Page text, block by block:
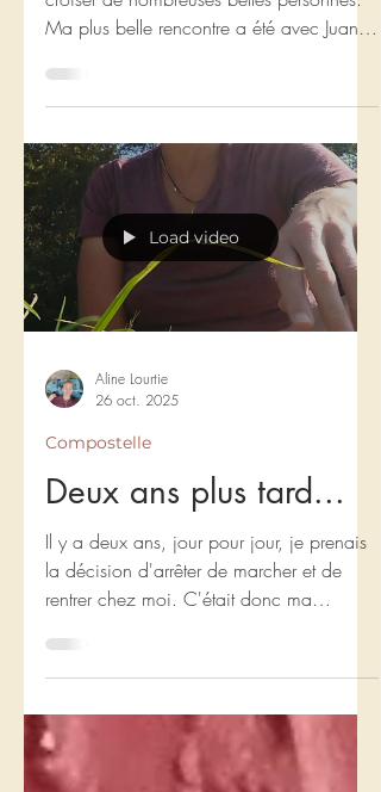
Durant mon périple, j'ai eu la chance de
Ma plus belle rencontre a été avec Juan et
Gilberto à Arrès. Ces deux papys sont
venus comme deux anges gardiens
tombés du ciel.
Aline Lourtie
Compostelle
Deux ans plus tard...
Il y a deux ans, jour pour jour, je prenais
rentrer chez moi. C'était donc ma
dernière journée sur le Chemin de
Compostelle. Le lendemain, je prenais
des bus et des trains pour revenir en
Belgique.